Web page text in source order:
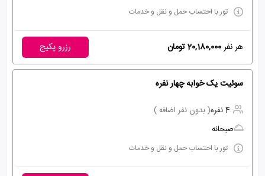
تور با احتساب حمل و نقل و خدمات
هر نفر20,180,000 تومان رزرو پکیج
سوئیت یک خوابه چهار نفره
4 نفره
( بدون نفر اضافه )
صبحانه
تور با احتساب حمل و نقل و خدمات